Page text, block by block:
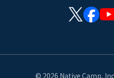
© 2026 Native Camp,